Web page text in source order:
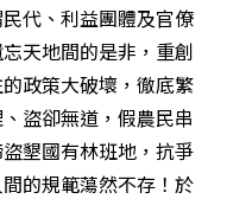
代、利益團體及官僚
天地間的是非，重創
政策大破壞，徹底繁
盜卻無道，假農民串
墾國有林班地，抗爭
的規範蕩然不存！於